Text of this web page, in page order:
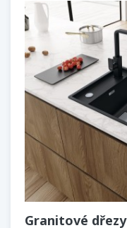
Granitové dřezy